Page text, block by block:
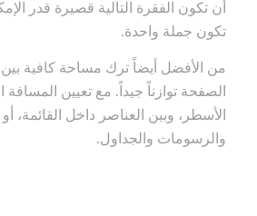
أن تكون الفقرة التالية قصيرة قدر
تكون جملة واحدة.
من الأفضل أيضاً ترك مساحة كافية بين
الصفحة توازناً جيداً. مع تعيين المسافة
الأسطر، وبين العناصر داخل القائمة،
والرسومات والجداول.